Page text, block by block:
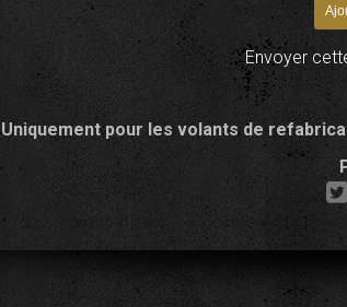
Envoyer
Uniquement pour les volants de